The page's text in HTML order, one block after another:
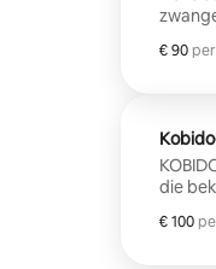
€ 90
€ 90
,
die
een
€ 100
€ 100
,